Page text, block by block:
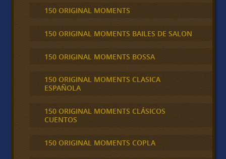
150 ORIGINAL MOMENTS
150 ORIGINAL MOMENTS BAILES DE SALON
150 ORIGINAL MOMENTS BOSSA
150 ORIGINAL MOMENTS CLASICA
ESPAÑOLA
150 ORIGINAL MOMENTS CLÁSICOS
CUENTOS
150 ORIGINAL MOMENTS COPLA